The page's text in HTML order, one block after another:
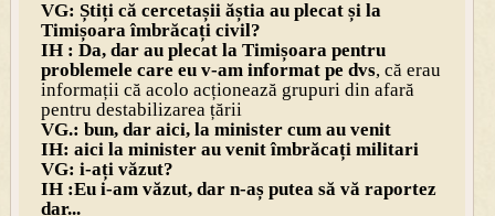
VG: Știți că cercetașii ăștia au plecat și la
Timișoara îmbrăcați civil?
IH : Da, dar au plecat la Timișoara pentru
problemele care eu v-am informat pe dvs, că erau
informații că acolo acționează grupuri din afară
pentru destabilizarea țării
VG.: bun, dar aici, la minister cum au venit
IH: aici la minister au venit îmbrăcați militari
VG: i-ați văzut?
IH :Eu i-am văzut, dar n-aș putea să vă raportez
dar...